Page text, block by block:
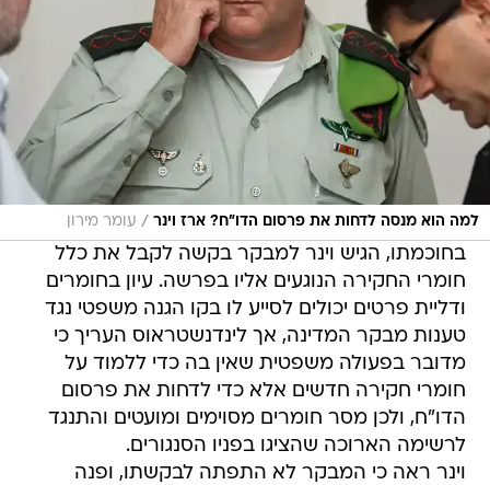
למה הוא מנסה לדחות את פרסום הדו"ח? ארז וינר / עומר מירון
בחוכמתו, הגיש וינר למבקר בקשה לקבל את כלל
חומרי החקירה הנוגעים אליו בפרשה. עיון בחומרים
ודליית פרטים יכולים לסייע לו בקו הגנה משפטי נגד
טענות מבקר המדינה, אך לינדנשטראוס העריך כי
מדובר בפעולה משפטית שאין בה כדי ללמוד על
חומרי חקירה חדשים אלא כדי לדחות את פרסום
הדו"ח, ולכן מסר חומרים מסוימים ומועטים והתנגד
לרשימה הארוכה שהציגו בפניו הסנגורים.
וינר ראה כי המבקר לא התפתה לבקשתו, ופנה